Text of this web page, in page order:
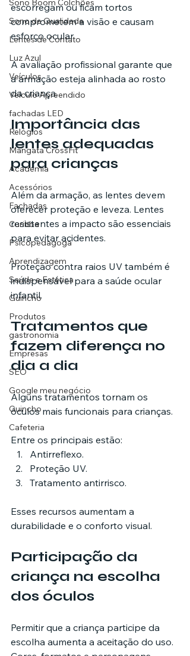
Sono Boom Colchões
Sono de Qualidade
Lentes de Contato
Luz Azul
Veículos
Veículo Apreendido
fachadas LED
Relógios
Mangata CrossFit
Academia
Acessórios
Fachadas
Curitiba
Psicopedagoga
Aprendizagem
Saúde e Estética
Guincho
Produtos
gastronomia
Empresas
SEO
Google meu negócio
Guincho
Cafeteria
escorregam ou ficam tortos
comprometem a visão e causam
esforço ocular.
A avaliação profissional garante que
a armação esteja alinhada ao rosto
da criança.
Importância das
lentes adequadas
para crianças
Além da armação, as lentes devem
oferecer proteção e leveza. Lentes
resistentes a impacto são essenciais
para evitar acidentes.
Proteção contra raios UV também é
indispensável para a saúde ocular
infantil.
Tratamentos que
fazem diferença no
dia a dia
Alguns tratamentos tornam os
óculos mais funcionais para crianças.
Entre os principais estão:
Antirreflexo.
Proteção UV.
Tratamento antirrisco.
Esses recursos aumentam a
durabilidade e o conforto visual.
Participação da
criança na escolha
dos óculos
Permitir que a criança participe da
escolha aumenta a aceitação do uso.